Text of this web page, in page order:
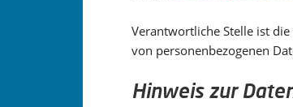
Verantwortliche Stelle ist
von personenbezogenen
Hinweis zur